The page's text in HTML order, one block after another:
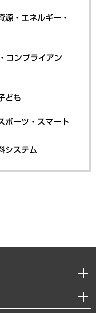
源・エネルギー・
コンプライアン
ども
ポーツ・スマート
システム